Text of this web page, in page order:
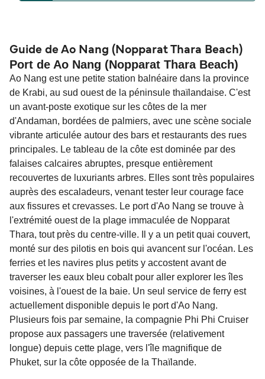
nautiques.
Guide de Ao Nang (Nopparat Thara Beach)
Port de Ao Nang (Nopparat Thara Beach)
Ao Nang est une petite station balnéaire dans la province
de Krabi, au sud ouest de la péninsule thaïlandaise. C'est
un avant-poste exotique sur les côtes de la mer
d'Andaman, bordées de palmiers, avec une scène sociale
vibrante articulée autour des bars et restaurants des rues
principales. Le tableau de la côte est dominée par des
falaises calcaires abruptes, presque entièrement
recouvertes de luxuriants arbres. Elles sont très populaires
auprès des escaladeurs, venant tester leur courage face
aux fissures et crevasses. Le port d'Ao Nang se trouve à
l'extrémité ouest de la plage immaculée de Nopparat
Thara, tout près du centre-ville. Il y a un petit quai couvert,
monté sur des pilotis en bois qui avancent sur l'océan. Les
ferries et les navires plus petits y accostent avant de
traverser les eaux bleu cobalt pour aller explorer les îles
voisines, à l'ouest de la baie. Un seul service de ferry est
actuellement disponible depuis le port d'Ao Nang.
Plusieurs fois par semaine, la compagnie Phi Phi Cruiser
propose aux passagers une traversée (relativement
longue) depuis cette plage, vers l'île magnifique de
Phuket, sur la côte opposée de la Thaïlande.